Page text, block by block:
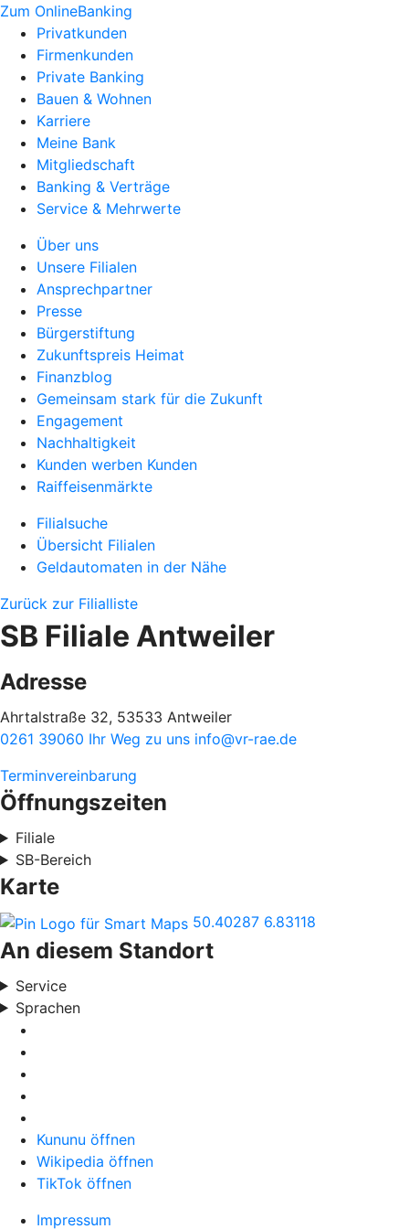
Zum OnlineBanking
Privatkunden
Firmenkunden
Private Banking
Bauen & Wohnen
Karriere
Meine Bank
Mitgliedschaft
Banking & Verträge
Service & Mehrwerte
Über uns
Unsere Filialen
Ansprechpartner
Presse
Bürgerstiftung
Zukunftspreis Heimat
Finanzblog
Gemeinsam stark für die Zukunft
Engagement
Nachhaltigkeit
Kunden werben Kunden
Raiffeisenmärkte
Filialsuche
Übersicht Filialen
Geldautomaten in der Nähe
Zurück zur Filialliste
SB Filiale Antweiler
Adresse
Ahrtalstraße 32, 53533 Antweiler
0261 39060 Ihr Weg zu uns info@vr-rae.de
Terminvereinbarung
Öffnungszeiten
Filiale
SB-Bereich
Karte
50.40287 6.83118
An diesem Standort
Service
Sprachen
Kununu öffnen
Wikipedia öffnen
TikTok öffnen
Impressum